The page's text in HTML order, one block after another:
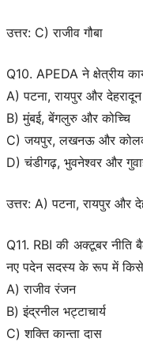
उत्तर: C) राजीव गौबा
Q10. APEDA ने क्षेत्रीय
A) पटना, रायपुर और देहरादून
B) मुंबई, बेंगलुरु और कोच्चि
C) जयपुर, लखनऊ और
D) चंडीगढ़, भुवनेश्वर और
उत्तर: A) पटना, रायपुर और
Q11. RBI की अक्टूबर नीति
नए पदेन सदस्य के रूप में किसे
A) राजीव रंजन
B) इंद्रनील भट्टाचार्य
C) शक्ति कान्ता दास